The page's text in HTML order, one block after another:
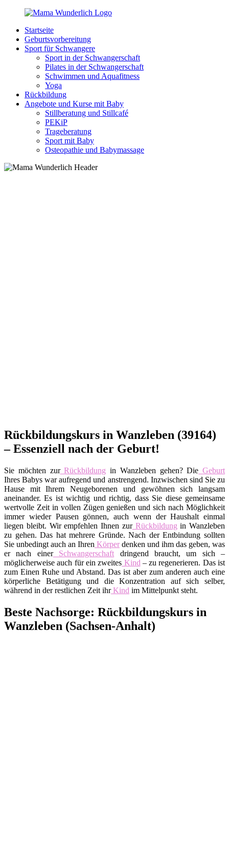
Zurück
Inhalt
MamaWunderlich.de
Mutti
sein
wunderbar!
Startseite
Geburtsvorbereitung
Sport für Schwangere
Sport in der Schwangerschaft
Pilates in der Schwangerschaft
Schwimmen und Aquafitness
Yoga
Rückbildung
Angebote und Kurse mit Baby
Stillberatung und Stillcafé
PEKiP
Trageberatung
Sport mit Baby
Osteopathie und Babymassage
Rückbildungskurs in Wanzleben (39164)
– Essenziell nach der Geburt!
Sie möchten zurRückbildung in Wanzleben gehen? Die Geburt
Ihres Babys war aufregend und anstrengend. Inzwischen sind Sie zu
Hause mit Ihrem Neugeborenen und gewöhnen sich langsam
aneinander. Es ist wichtig und richtig, dass Sie diese gemeinsame
wertvolle Zeit in vollen Zügen genießen und sich nach Möglichkeit
immer wieder Pausen gönnen, auch wenn der Haushalt einmal
liegen bleibt. Wir empfehlen Ihnen zurRückbildung in Wanzleben
zu gehen. Das hat mehrere Gründe. Nach der Entbindung sollten
Sie unbedingt auch an Ihren Körperdenken und ihm das geben, was
er nach einerSchwangerschaft dringend braucht, um sich –
möglicherweise auch für ein zweites Kind – zu regenerieren. Das ist
zum Einen Ruhe und Abstand. Das ist aber zum anderen auch eine
körperliche Betätigung und die Konzentration auf sich selber,
während in der restlichen Zeit ihrKind im Mittelpunkt steht.
Beste Nachsorge: Rückbildungskurs in
Wanzleben (Sachsen-Anhalt)